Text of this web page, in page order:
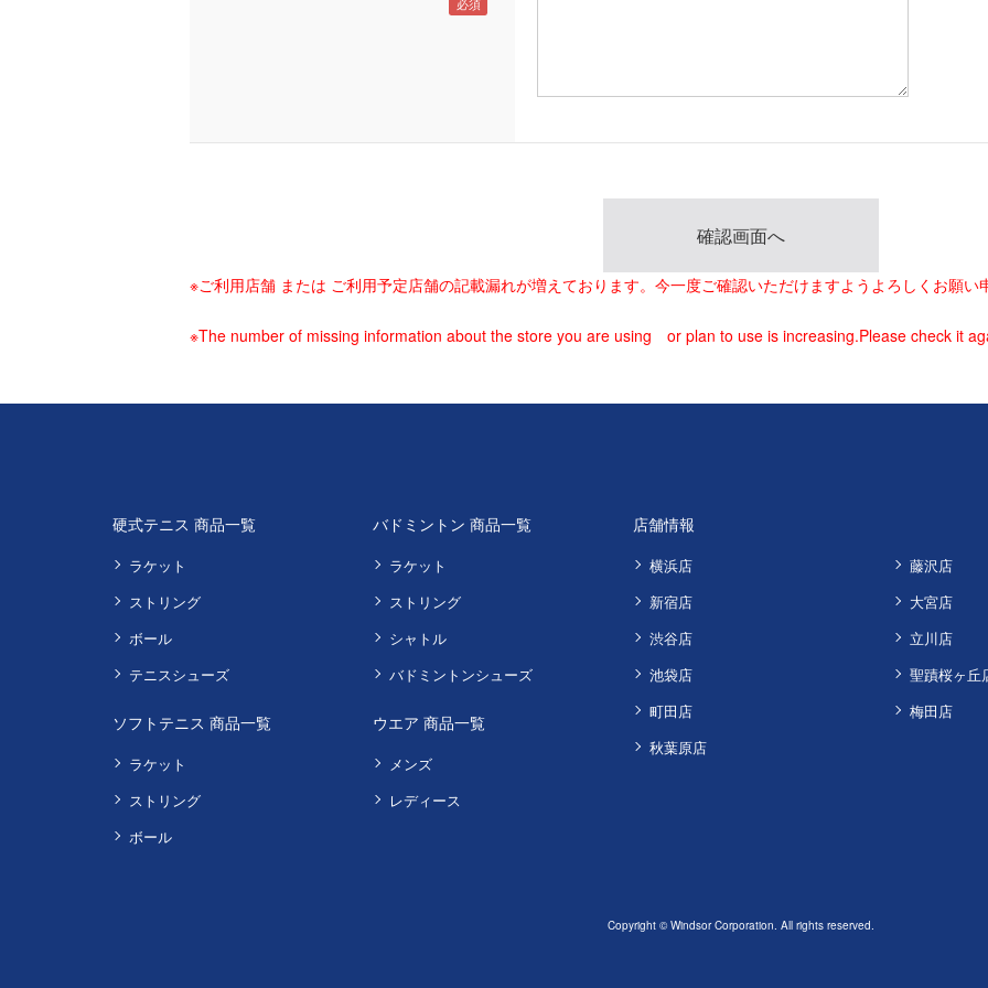
※ご利用店舗 または ご利用予定店舗の記載漏れが増えております。今一度ご確認いただけますようよろしくお願い
※The number of missing information about the store you are using or plan to use is increasing.Please check it
硬式テニス 商品一覧
ラケット
ストリング
ボール
テニスシューズ
ソフトテニス 商品一覧
ラケット
ストリング
ボール
バドミントン 商品一覧
ラケット
ストリング
シャトル
バドミントンシューズ
ウエア 商品一覧
メンズ
レディース
店舗情報
横浜店
新宿店
渋谷店
池袋店
町田店
秋葉原店
藤沢店
大宮店
立川店
聖蹟桜ヶ丘
梅田店
Copyright © Windsor Corporation. All rights reserved.